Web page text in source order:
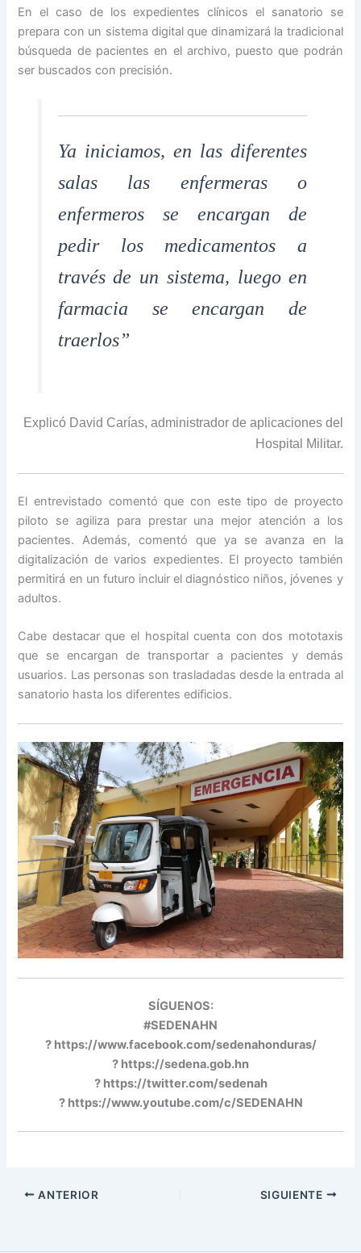
En el caso de los expedientes clínicos el sanatorio se
prepara con un sistema digital que dinamizará la tradicional
búsqueda de pacientes en el archivo, puesto que podrán
ser buscados con precisión.
Ya iniciamos, en las diferentes
salas las enfermeras o
enfermeros se encargan de
pedir los medicamentos a
través de un sistema, luego en
farmacia se encargan de
traerlos”
Explicó David Carías, administrador de aplicaciones del
Hospital Militar.
El entrevistado comentó que con este tipo de proyecto
piloto se agiliza para prestar una mejor atención a los
pacientes. Además, comentó que ya se avanza en la
digitalización de varios expedientes. El proyecto también
permitirá en un futuro incluir el diagnóstico niños, jóvenes y
adultos.
Cabe destacar que el hospital cuenta con dos mototaxis
que se encargan de transportar a pacientes y demás
usuarios. Las personas son trasladadas desde la entrada al
sanatorio hasta los diferentes edificios.
SÍGUENOS:
#SEDENAHN
? https://www.facebook.com/sedenahonduras/
? https://sedena.gob.hn
? https://twitter.com/sedenah
? https://www.youtube.com/c/SEDENAHN
ANTERIOR SIGUIENTE